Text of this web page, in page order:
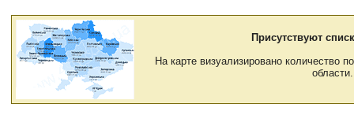
Присутствуют
На карте визуализировано количество